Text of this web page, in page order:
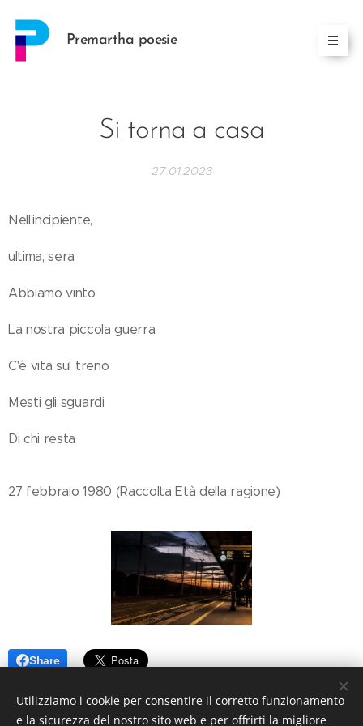
Premartha poesie
Si torna a casa
27.01.2023
Nell'incipiente,
ultima, sera
Abbiamo vinto
La nostra piccola guerra.
C'è vita sul treno
Mesti gli sguardi
Di chi resta
27 febbraio 1980 (Raccolta Età della ragione)
Share
Utilizziamo i cookie per consentire il corretto funzionamento
e la sicurezza del nostro sito web e per offrirti la migliore